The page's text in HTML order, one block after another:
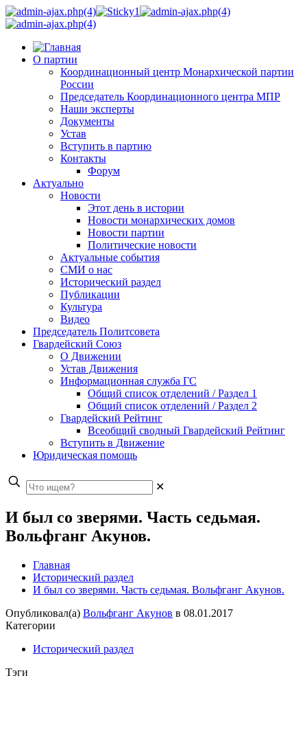
О партии
Координационный центр Монархической партии
России
Председатель Координационного центра МПР
Наши эксперты
Документы
Устав
Вступить в партию
Контакты
Форум
Актуально
Новости
Этот день в истории
Новости монархических домов
Новости партии
Политические новости
Актуальные события
СМИ о нас
Исторический раздел
Публикации
Культура
Видео
Председатель Политсовета
Гвардейский Союз
О Движении
Устав Движения
Информационная служба ГС
Общий список отделений / Раздел 1
Общий список отделений / Раздел 2
Гвардейский Рейтинг
Всеобщий сводный Гвардейский Рейтинг
Вступить в Движение
Юридическая помощь
✕
И был со зверями. Часть седьмая.
Вольфганг Акунов.
Главная
Исторический раздел
И был со зверями. Часть седьмая. Вольфганг Акунов.
Опубликовал(а) Вольфганг Акунов в 08.01.2017
Категории
Исторический раздел
Тэги